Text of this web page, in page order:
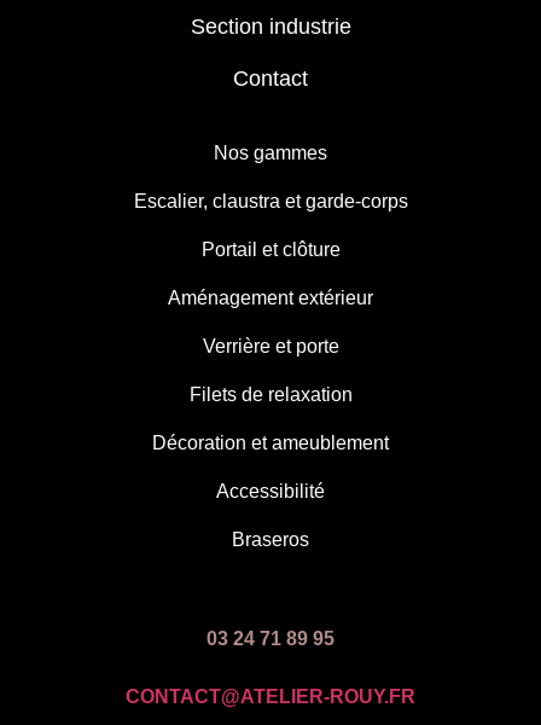
Section industrie
Contact
Nos gammes
Escalier, claustra et garde-corps
Portail et clôture
Aménagement extérieur
Verrière et porte
Filets de relaxation
Décoration et ameublement
Accessibilité
Braseros
03 24 71 89 95
CONTACT@ATELIER-ROUY.FR